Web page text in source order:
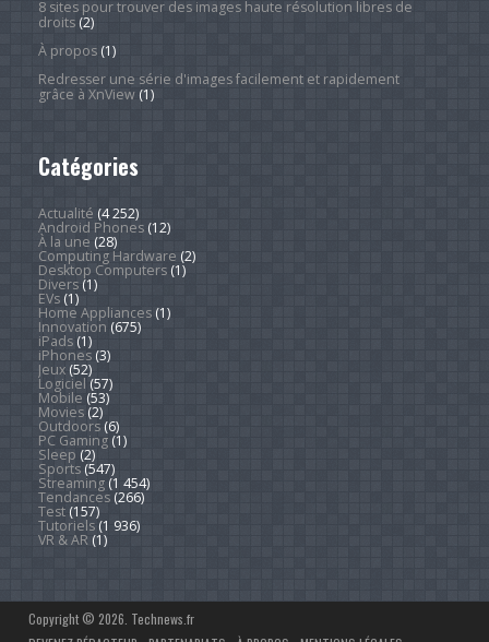
8 sites pour trouver des images haute résolution libres de
droits(2)
À propos(1)
Redresser une série d'images facilement et rapidement
grâce à XnView(1)
Catégories
Actualité (4 252)
Android Phones(12)
À la une (28)
Computing Hardware (2)
Desktop Computers(1)
Divers(1)
EVs(1)
Home Appliances(1)
Innovation (675)
iPads(1)
iPhones(3)
Jeux(52)
Logiciel (57)
Mobile (53)
Movies(2)
Outdoors(6)
PC Gaming(1)
Sleep (2)
Sports(547)
Streaming(1 454)
Tendances(266)
Test(157)
Tutoriels(1 936)
VR & AR(1)
Copyright © 2026. Technews.fr